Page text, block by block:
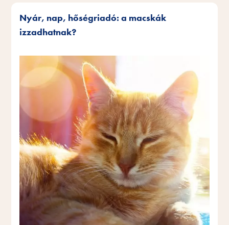
Nyár, nap, hőségriadó: a macskák
izzadhatnak?